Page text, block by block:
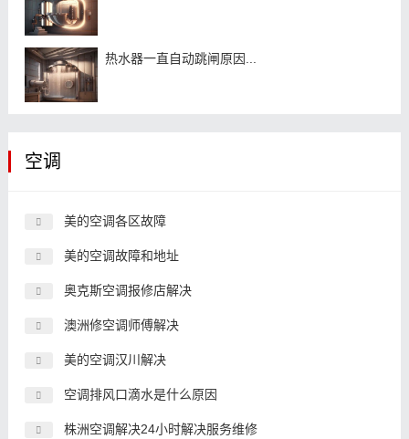
热水器一直自动跳闸原因...
空调
美的空调各区故障
美的空调故障和地址
奥克斯空调报修店解决
澳洲修空调师傅解决
美的空调汉川解决
空调排风口滴水是什么原因
株洲空调解决24小时解决服务维修